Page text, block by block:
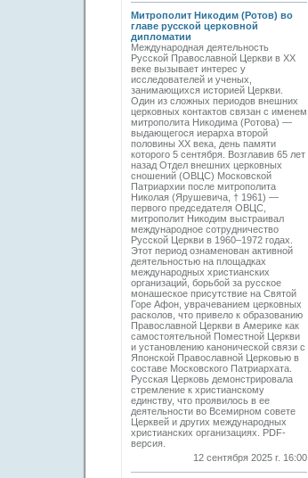
Митрополит Никодим (Ротов) во
главе русской церковной
дипломатии
Международная деятельность
Русской Православной Церкви в ХХ
веке вызывает интерес у
исследователей и ученых,
занимающихся историей Церкви.
Один из сложных периодов внешних
церковных контактов связан с именем
митрополита Никодима (Ротова) —
выдающегося иерарха второй
половины ХХ века, день памяти
которого 5 сентября. Возглавив 65 лет
назад Отдел внешних церковных
сношений (ОВЦС) Московской
Патриархии после митрополита
Николая (Ярушевича, † 1961) —
первого председателя ОВЦС,
митрополит Никодим выстраивал
международное сотрудничество
Русской Церкви в 1960–1972 годах.
Этот период ознаменован активной
деятельностью на площадках
международных христианских
организаций, борьбой за русское
монашеское присутствие на Святой
Горе Афон, уврачеванием церковных
расколов, что привело к образованию
Православной Церкви в Америке как
самостоятельной Поместной Церкви
и установлению канонической связи с
Японской Православной Церковью в
составе Московского Патриархата.
Русская Церковь демонстрировала
стремление к христианскому
единству, что проявилось в ее
деятельности во Всемирном совете
Церквей и других международных
христианских организациях. PDF-
версия.
12 сентября 2025 г. 16:00